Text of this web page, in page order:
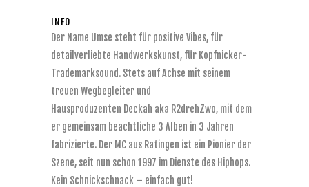
INFO
Der Name Umse steht für positive Vibes, für
detailverliebte Handwerkskunst, für Kopfnicker-
Trademarksound. Stets auf Achse mit seinem
treuen Wegbegleiter und
Hausproduzenten Deckah aka R2drehZwo, mit dem
er gemeinsam beachtliche 3 Alben in 3 Jahren
fabrizierte. Der MC aus Ratingen ist ein Pionier der
Szene, seit nun schon 1997 im Dienste des Hiphops.
Kein Schnickschnack – einfach gut!